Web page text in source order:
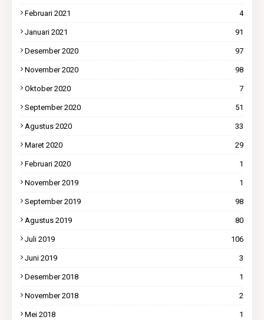
Februari 2021 4
Januari 2021 91
Desember 2020 97
November 2020 98
Oktober 2020 7
September 2020 51
Agustus 2020 33
Maret 2020 29
Februari 2020 1
November 2019 1
September 2019 98
Agustus 2019 80
Juli 2019 106
Juni 2019 3
Desember 2018 1
November 2018 2
Mei 2018 1